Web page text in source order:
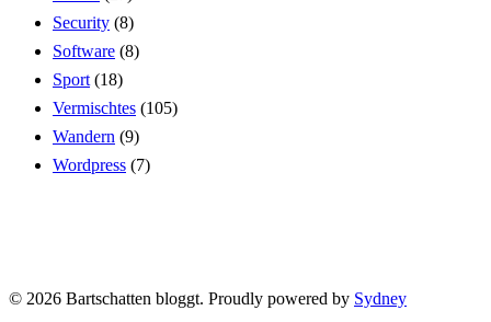
Security (8)
Software (8)
Sport (18)
Vermischtes (105)
Wandern (9)
Wordpress (7)
© 2026 Bartschatten bloggt. Proudly powered by Sydney